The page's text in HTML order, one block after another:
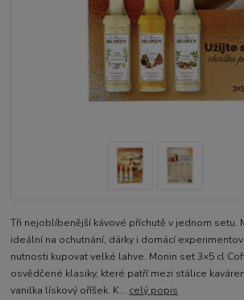
Tři nejoblíbenější kávové příchutě v jednom setu.
ideální na ochutnání, dárky i domácí
nutnosti kupovat velké lahve. Monin set 3×5 cl
osvědčené klasiky, které patří mezi stálice
vanilka lískový oříšek. K... celý popis